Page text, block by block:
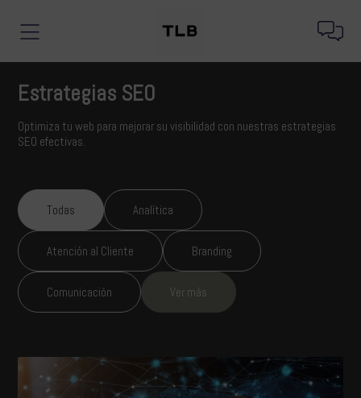
Estrategias SEO
Optimiza tu web para mejorar su visibilidad con nuestras estrategias
SEO efectivas.
Todas Analítica
Atención al Cliente Branding
Comunicación Ver más